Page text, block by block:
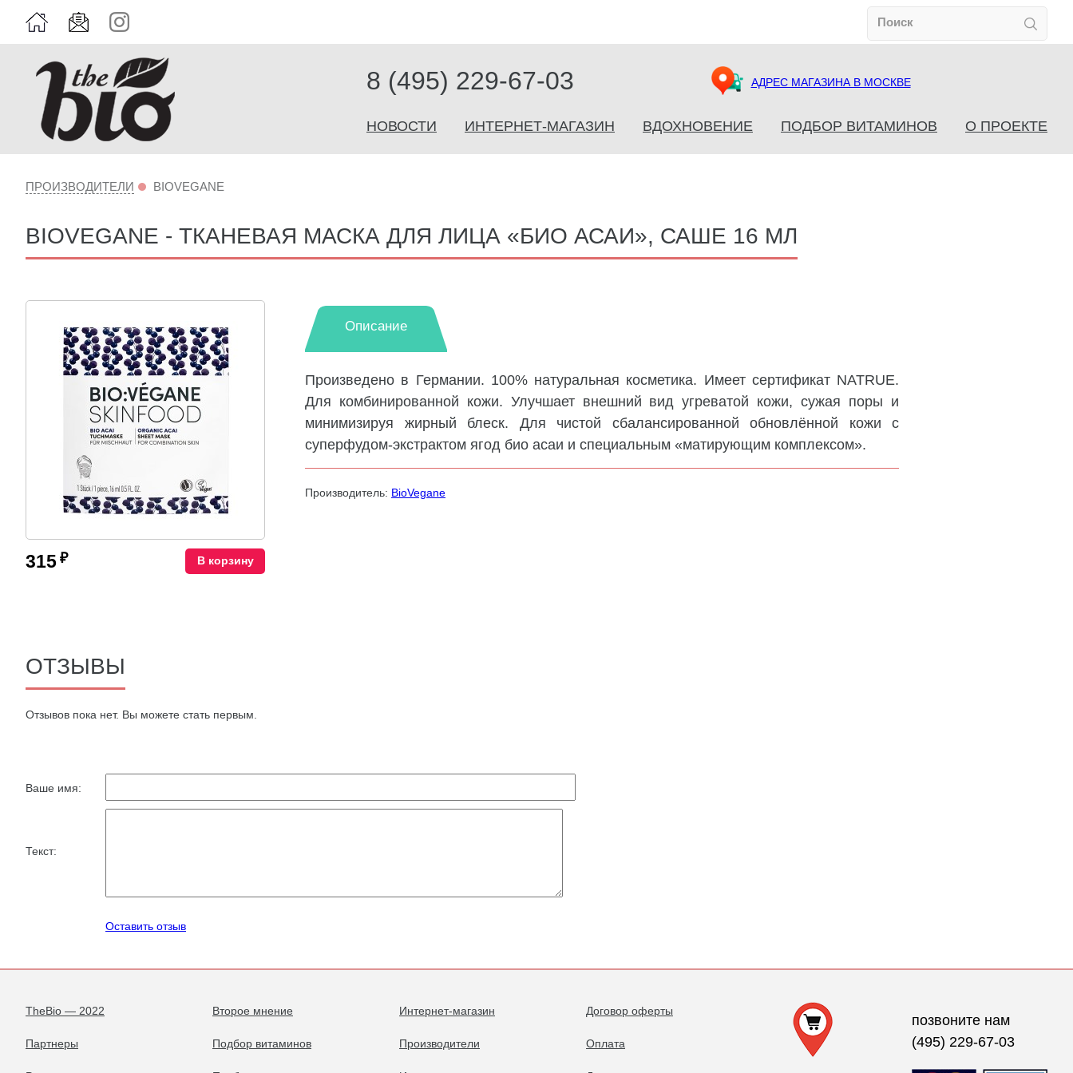
8 (495) 229-67-03 АДРЕС МАГАЗИНА В МОСКВЕ
НОВОСТИ ИНТЕРНЕТ-МАГАЗИН ВДОХНОВЕНИЕ ПОДБОР ВИТАМИНОВ О ПРОЕКТЕ
ПРОИЗВОДИТЕЛИ BIOVEGANE
BIOVEGANE - ТКАНЕВАЯ МАСКА ДЛЯ ЛИЦА «БИО АСАИ», САШЕ 16 МЛ
315 ₽ В корзину
Описание
Произведено в Германии. 100% натуральная косметика. Имеет сертификат NATRUE.
Для комбинированной кожи. Улучшает внешний вид угреватой кожи, сужая поры и
минимизируя жирный блеск. Для чистой сбалансированной обновлённой кожи с
суперфудом-экстрактом ягод био асаи и специальным «матирующим комплексом».
Производитель: BioVegane
ОТЗЫВЫ
Oтзывов пока нет. Вы можете стать первым.
Ваше имя:
Текст:
Оставить отзыв
TheBio — 2022
Партнеры
Второе мнение
Подбор витаминов
Интернет-магазин
Производители
Договор оферты
Оплата
позвоните нам
(495) 229-67-03